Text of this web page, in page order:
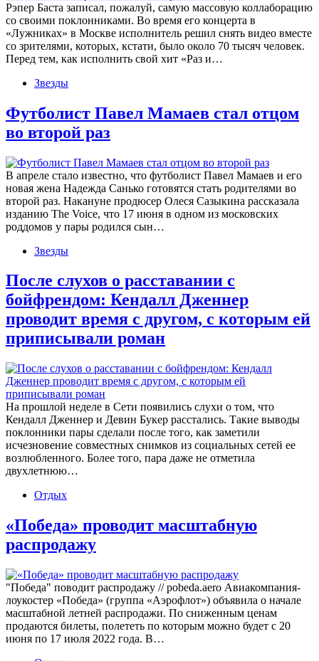
Рэпер Баста записал, пожалуй, самую массовую коллаборацию
со своими поклонниками. Во время его концерта в
«Лужниках» в Москве исполнитель решил снять видео вместе
со зрителями, которых, кстати, было около 70 тысяч человек.
Перед тем, как исполнить свой хит «Раз и…
Звезды
Футболист Павел Мамаев стал отцом
во второй раз
В апреле стало известно, что футболист Павел Мамаев и его
новая жена Надежда Санько готовятся стать родителями во
второй раз. Накануне продюсер Олеся Сазыкина рассказала
изданию The Voice, что 17 июня в одном из московских
роддомов у пары родился сын…
Звезды
После слухов о расставании с
бойфрендом: Кендалл Дженнер
проводит время с другом, с которым ей
приписывали роман
На прошлой неделе в Сети появились слухи о том, что
Кендалл Дженнер и Девин Букер расстались. Такие выводы
поклонники пары сделали после того, как заметили
исчезновение совместных снимков из социальных сетей ее
возлюбленного. Более того, пара даже не отметила
двухлетнюю…
Отдых
«Победа» проводит масштабную
распродажу
"Победа" поводит распродажу // pobeda.aero Авиакомпания-
лоукостер «Победа» (группа «Аэрофлот») объявила о начале
масштабной летней распродажи. По сниженным ценам
продаются билеты, полететь по которым можно будет с 20
июня по 17 июля 2022 года. В…